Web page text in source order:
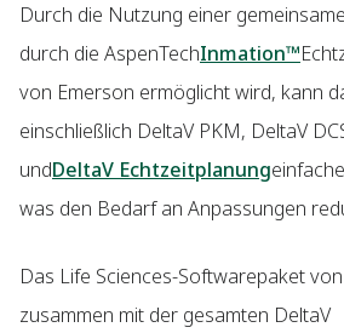
Durch die Nutzung einer
durch die AspenTechInmation™
von Emerson ermöglicht wird, kann
einschließlich DeltaV PKM, DeltaV
undDeltaV Echtzeitplanung
was den Bedarf an Anpassungen
Das Life Sciences-Softwarepaket
zusammen mit der gesamten DeltaV